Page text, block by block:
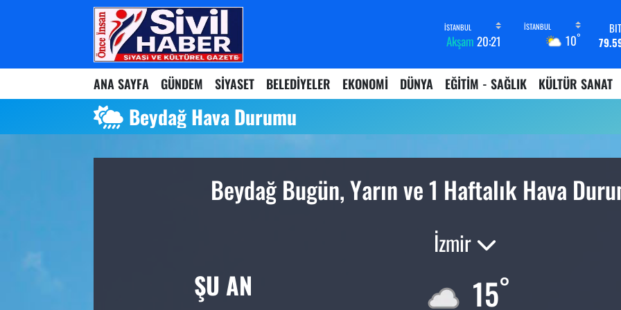
Akşam 20:21 10°
ANA SAYFA GÜNDEM SİYASET BELEDİYELER EKONOMİ DÜNYA EĞİTİM - SAĞLIK KÜLTÜR SANAT
Beydağ Hava Durumu
Beydağ Bugün, Yarın ve 1 Haftalık Hava
ŞU AN
İzmir
15°
Nöbetçi Eczaneler
Hava Durumu
Namaz Vakitleri
Trafik Durumu